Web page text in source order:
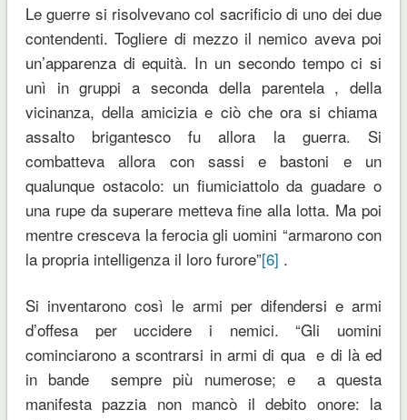
Le guerre si risolvevano col sacrificio di uno dei due
contendenti. Togliere di mezzo il nemico aveva poi
un’apparenza di equità. In un secondo tempo ci si
unì in gruppi a seconda della parentela , della
vicinanza, della amicizia e ciò che ora si chiama
assalto brigantesco fu allora la guerra. Si
combatteva allora con sassi e bastoni e un
qualunque ostacolo: un fiumiciattolo da guadare o
una rupe da superare metteva fine alla lotta. Ma poi
mentre cresceva la ferocia gli uomini “armarono con
la propria intelligenza il loro furore”[6] .
Si inventarono così le armi per difendersi e armi
d’offesa per uccidere i nemici. “Gli uomini
cominciarono a scontrarsi in armi di qua e di là ed
in bande sempre più numerose; e a questa
manifesta pazzia non mancò il debito onore: la